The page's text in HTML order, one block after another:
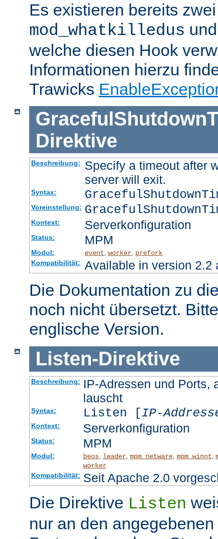
Es existieren bereits
mod_whatkilledus
welche diesen Hook
Informationen hierzu
Trawicks
Direktive
Beschreibung:
Specify a timeout after
server will exit.
Syntax:
Voreinstellung:
Kontext: Serverkonfiguration
Status: MPM
Modul: event, worker, prefork
Kompatibilität:
Available in version 2.2
Die Dokumentation zu
noch nicht übersetzt.
englische Version.
Listen-Direktive
Beschreibung: IP-Adressen und Ports,
lauscht
Syntax: Listen [IP-
Kontext: Serverkonfiguration
Status: MPM
Modul: beos, leader, mpm_netware, mpm_winnt
worker
Kompatibilität: Seit Apache 2.0
Die Direktive Listen
nur an den